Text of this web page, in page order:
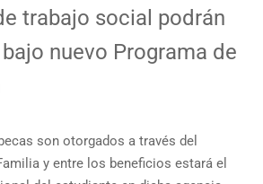
trabajo social podrán
nuevo Programa de
son otorgados a través del
y entre los beneficios estará el